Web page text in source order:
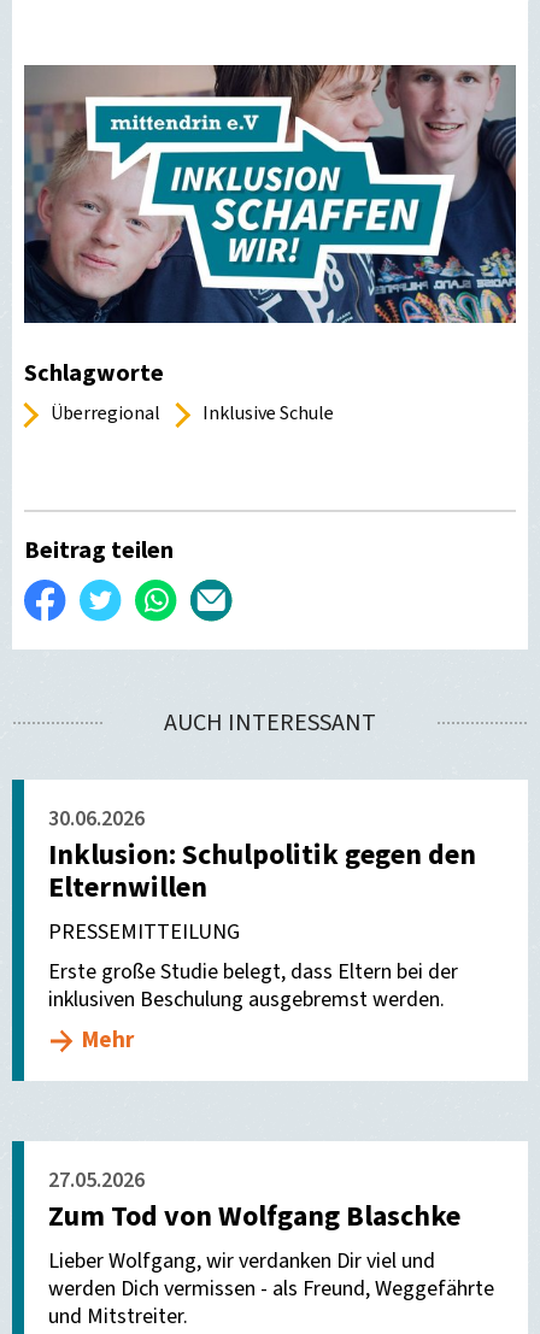
Schlagworte
Überregional Inklusive Schule
Beitrag teilen
Auf
Facebook
Twittern WhatsApp
E-
versenden
AUCH INTERESSANT
30.06.2026
Inklusion: Schulpolitik gegen den
Elternwillen
PRESSEMITTEILUNG
Erste große Studie belegt, dass Eltern bei der
inklusiven Beschulung ausgebremst werden.
Mehr
27.05.2026
Zum Tod von Wolfgang Blaschke
Lieber Wolfgang, wir verdanken Dir viel und
werden Dich vermissen - als Freund, Weggefährte
und Mitstreiter.